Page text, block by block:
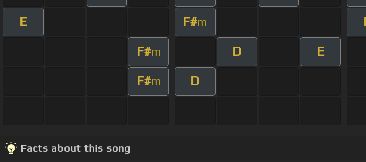
E F#m
F#m D E
F#m D
Facts about this song